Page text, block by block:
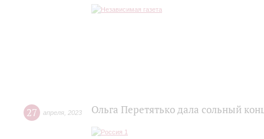
27 апреля 2023 Ольга Перетятько дала сольный